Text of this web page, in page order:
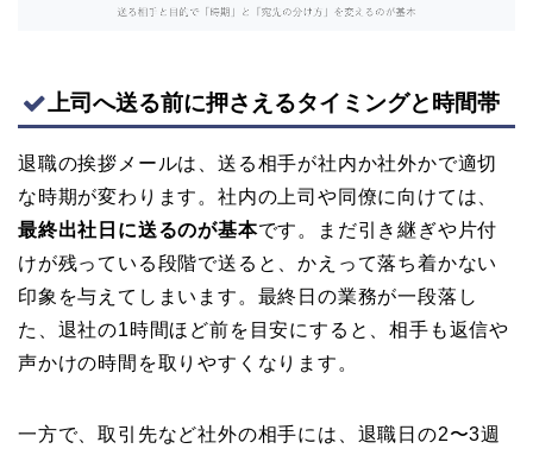
上司へ送る前に押さえるタイミングと時間帯
退職の挨拶メールは、送る相手が社内か社外かで適切
な時期が変わります。社内の上司や同僚に向けては、
最終出社日に送るのが基本です。まだ引き継ぎや片付
けが残っている段階で送ると、かえって落ち着かない
印象を与えてしまいます。最終日の業務が一段落し
た、退社の1時間ほど前を目安にすると、相手も返信や
声かけの時間を取りやすくなります。
一方で、取引先など社外の相手には、退職日の2〜3週